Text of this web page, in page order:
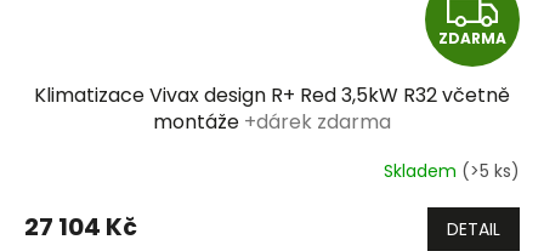
Z
D
A
R
M
ZDARMA
Klimatizace Vivax design R+ Red 3,5kW R32 včetně
montáže +dárek zdarma
Skladem (>5 ks)
27 104 Kč DETAIL